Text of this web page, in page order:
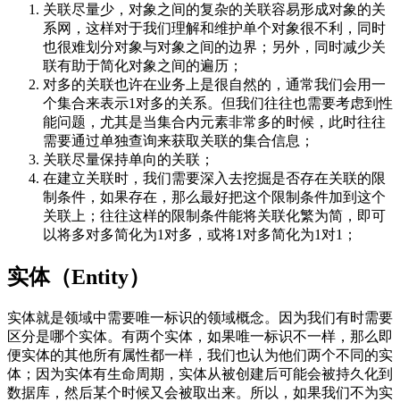
关联尽量少，对象之间的复杂的关联容易形成对象的关
系网，这样对于我们理解和维护单个对象很不利，同时
也很难划分对象与对象之间的边界；另外，同时减少关
联有助于简化对象之间的遍历；
对多的关联也许在业务上是很自然的，通常我们会用一
个集合来表示1对多的关系。但我们往往也需要考虑到性
能问题，尤其是当集合内元素非常多的时候，此时往往
需要通过单独查询来获取关联的集合信息；
关联尽量保持单向的关联；
在建立关联时，我们需要深入去挖掘是否存在关联的限
制条件，如果存在，那么最好把这个限制条件加到这个
关联上；往往这样的限制条件能将关联化繁为简，即可
以将多对多简化为1对多，或将1对多简化为1对1；
实体（Entity）
实体就是领域中需要唯一标识的领域概念。因为我们有时需要
区分是哪个实体。有两个实体，如果唯一标识不一样，那么即
便实体的其他所有属性都一样，我们也认为他们两个不同的实
体；因为实体有生命周期，实体从被创建后可能会被持久化到
数据库，然后某个时候又会被取出来。所以，如果我们不为实